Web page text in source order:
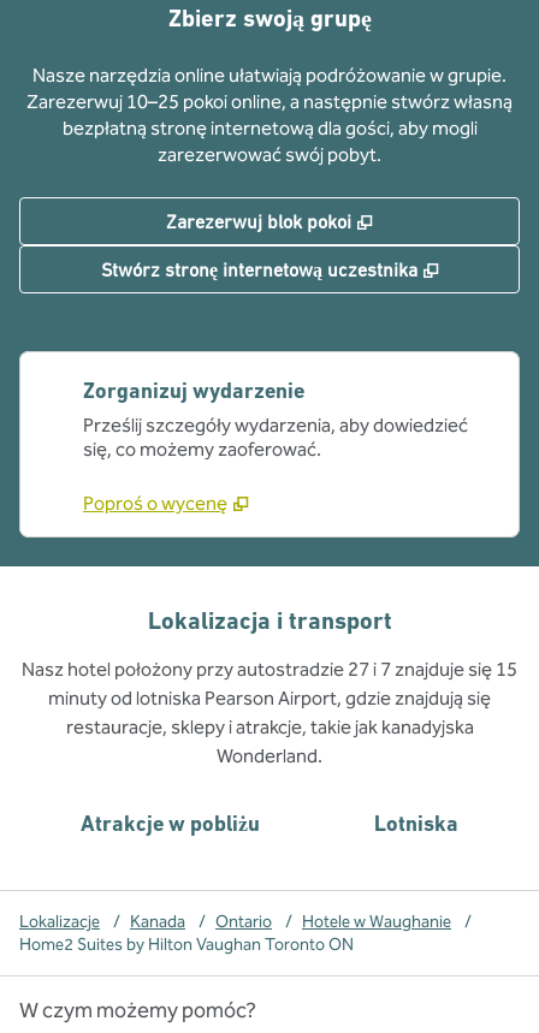
Zbierz swoją grupę
Nasze narzędzia online ułatwiają podróżowanie w grupie.
Zarezerwuj 10–25 pokoi online, a następnie stwórz własną
bezpłatną stronę internetową dla gości, aby mogli
zarezerwować swój pobyt.
Zarezerwuj blok pokoi ,
Stwórz stronę internetową uczestnika ,
Zorganizuj wydarzenie
Prześlij szczegóły wydarzenia, aby dowiedzieć
się, co możemy zaoferować.
Poproś o wycenę
Lokalizacja i transport
Nasz hotel położony przy autostradzie 27 i 7 znajduje się 15
minuty od lotniska Pearson Airport, gdzie znajdują się
restauracje, sklepy i atrakcje, takie jak kanadyjska
Wonderland.
Atrakcje w pobliżu Lotniska
Lokalizacje / Kanada / Ontario / Hotele w Waughanie
/
Home2 Suites by Hilton Vaughan Toronto ON
W czym możemy pomóc?